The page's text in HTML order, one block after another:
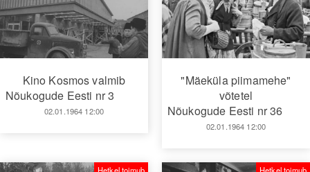
Kino Kosmos valmib
Nõukogude Eesti nr 3
02.01.1964 12:00
"Mäeküla piimamehe"
võtetel
Nõukogude Eesti nr 36
02.01.1964 12:00
Hetkel toimub Hetkel toimub